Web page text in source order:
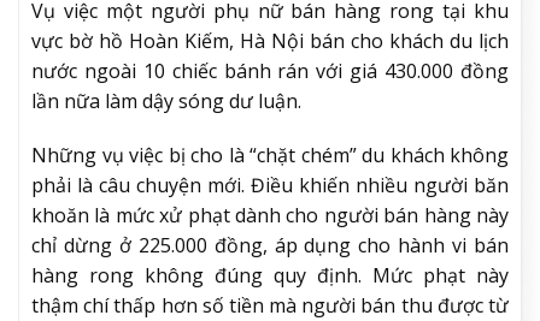
Vụ việc một người phụ nữ bán hàng rong tại khu
vực bờ hồ Hoàn Kiếm, Hà Nội bán cho khách du lịch
nước ngoài 10 chiếc bánh rán với giá 430.000 đồng
lần nữa làm dậy sóng dư luận.
Những vụ việc bị cho là “chặt chém” du khách không
phải là câu chuyện mới. Điều khiến nhiều người băn
khoăn là mức xử phạt dành cho người bán hàng này
chỉ dừng ở 225.000 đồng, áp dụng cho hành vi bán
hàng rong không đúng quy định. Mức phạt này
thậm chí thấp hơn số tiền mà người bán thu được từ